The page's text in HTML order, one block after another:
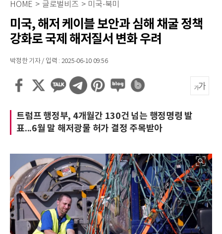
HOME > 글로벌비즈 > 미국·북미
미국, 해저 케이블 보안과 심해 채굴 정책
강화로 국제 해저질서 변화 우려
박정한 기자 / 입력 : 2025-06-10 09:56
트럼프 행정부, 4개월간 130건 넘는 행정명령 발
표...6월 말 해저광물 허가 결정 주목받아